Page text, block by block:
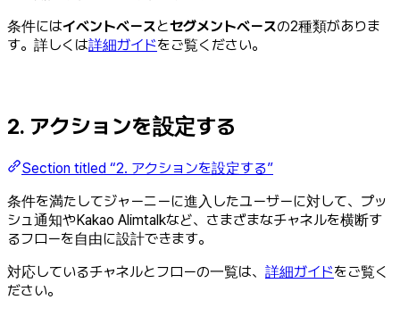
条件にはイベントベースとセグメントベースの2種類がありま
す。詳しくは詳細ガイドをご覧ください。
2. アクションを設定する
Section titled “2. アクションを設定する”
条件を満たしてジャーニーに進入したユーザーに対して、プッ
シュ通知やKakao Alimtalkなど、さまざまなチャネルを横断す
るフローを自由に設計できます。
対応しているチャネルとフローの一覧は、 詳細ガイドをご覧く
ださい。